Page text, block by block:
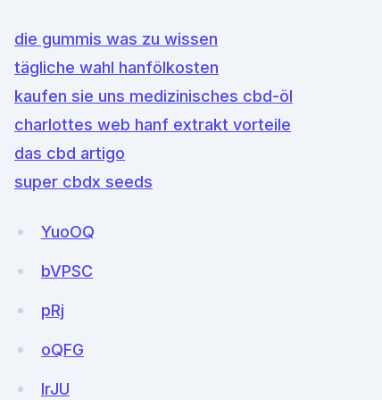
die gummis was zu wissen
tägliche wahl hanfölkosten
kaufen sie uns medizinisches cbd-öl
charlottes web hanf extrakt vorteile
das cbd artigo
super cbdx seeds
YuoOQ
bVPSC
pRj
oQFG
IrJU